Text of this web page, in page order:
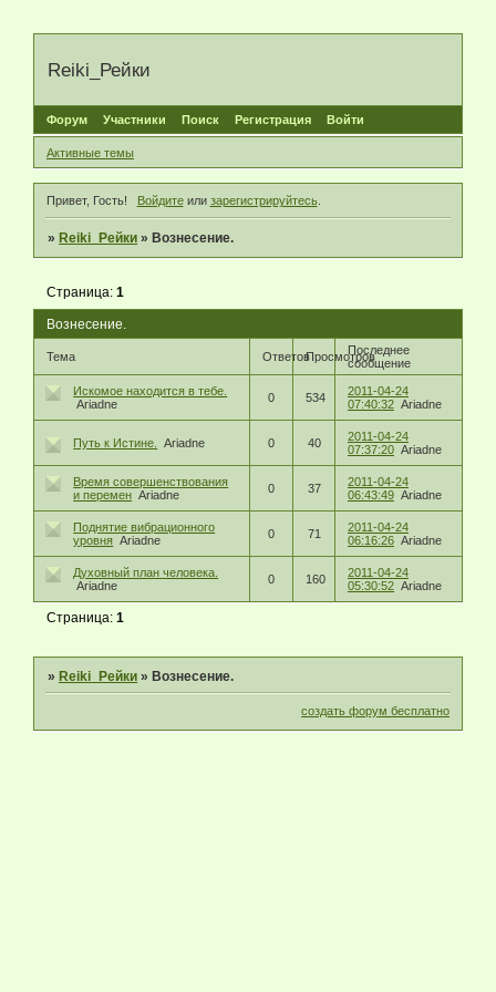
Reiki_Рейки
Форум Участники Поиск Регистрация Войти
Активные темы
Привет, Гость! Войдитеили зарегистрируйтесь.
» Reiki_Рейки » Вознесение.
Вознесение.
Страница:1
Тема ОтветовПросмотровПоследнее
сообщение
Искомое находится в тебе.
Ariadne
0 534
2011-04-24
07:40:32 Ariadne
Путь к Истине. Ariadne 0 40
2011-04-24
07:37:20 Ariadne
Время совершенствования
и перемен Ariadne 0 37
2011-04-24
06:43:49 Ariadne
Поднятие вибрационного
уровня Ariadne 0 71
2011-04-24
06:16:26 Ariadne
Духовный план человека.
Ariadne
0 160
2011-04-24
05:30:52 Ariadne
Страница:1
»Reiki_Рейки »Вознесение.
создать форум бесплатно